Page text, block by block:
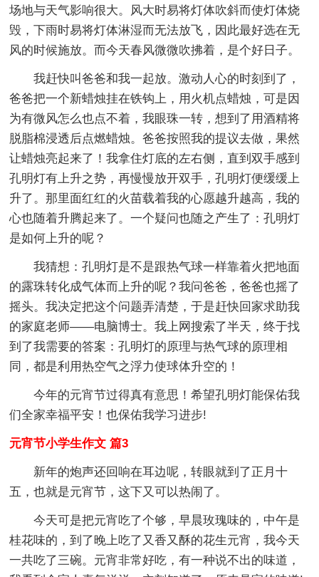
场地与天气影响很大。风大时易将灯体吹斜而使灯体烧
毁，下雨时易将灯体淋湿而无法放飞，因此最好选在无
风的时候施放。而今天春风微微吹拂着，是个好日子。
我赶快叫爸爸和我一起放。激动人心的时刻到了，
爸爸把一个新蜡烛挂在铁钩上，用火机点蜡烛，可是因
为有微风怎么也点不着，我眼珠一转，想到了用酒精将
脱脂棉浸透后点燃蜡烛。爸爸按照我的提议去做，果然
让蜡烛亮起来了！我拿住灯底的左右侧，直到双手感到
孔明灯有上升之势，再慢慢放开双手，孔明灯便缓缓上
升了。那里面红红的火苗载着我的心愿越升越高，我的
心也随着升腾起来了。一个疑问也随之产生了：孔明灯
是如何上升的呢？
我猜想：孔明灯是不是跟热气球一样靠着火把地面
的露珠转化成气体而上升的呢？我问爸爸，爸爸也摇了
摇头。我决定把这个问题弄清楚，于是赶快回家求助我
的家庭老师——电脑博士。我上网搜索了半天，终于找
到了我需要的答案：孔明灯的原理与热气球的原理相
同，都是利用热空气之浮力使球体升空的！
今年的元宵节过得真有意思！希望孔明灯能保佑我
们全家幸福平安！也保佑我学习进步!
元宵节小学生作文 篇3
新年的炮声还回响在耳边呢，转眼就到了正月十
五，也就是元宵节，这下又可以热闹了。
今天可是把元宵吃了个够，早晨玫瑰味的，中午是
桂花味的，到了晚上吃了又香又酥的花生元宵，我今天
一共吃了三碗。元宵非常好吃，有一种说不出的味道，